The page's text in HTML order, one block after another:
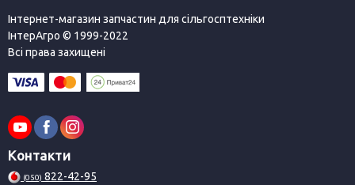
Інтернет-магазин запчастин для сільгосптехніки
ІнтерАгро © 1999-2022
Всі права захищені
Контакти
(050) 822-42-95